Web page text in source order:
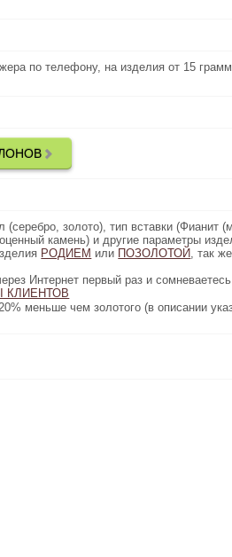
по телефону, на изделия от 15
золото), тип вставки (Фианит
камень) и другие параметры
РОДИЕМ или ПОЗОЛОТОЙ, так
Интернет первый раз и
КЛИЕНТОВ
меньше чем золотого (в описании
изделия от 15 грамм и выше цена за
ПАТРИОТИЧНЫХ КУЛОНОВ
тип вставки (Фианит (можно любого
другие параметры изделия Вы можете
Возможно покрыть изделия
раз и сомневаетесь в надежности
нашего сайта, пожалуйста, прочтите
(в описании указан вес золота)